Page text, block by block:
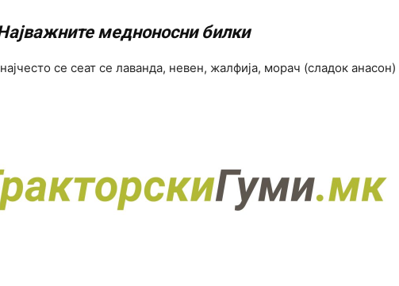
медноносни билки
се сеат се лаванда, невен, жалфија, морач (сладок анасон)